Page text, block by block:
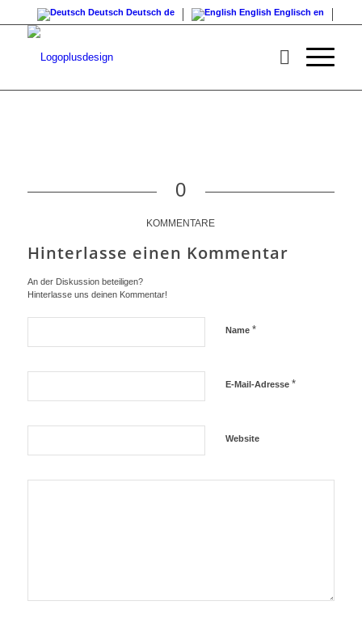
Deutsch Deutsch de English Englisch en
0
KOMMENTARE
Hinterlasse einen Kommentar
An der Diskussion beteiligen?
Hinterlasse uns deinen Kommentar!
Name *
E-Mail-Adresse *
Website